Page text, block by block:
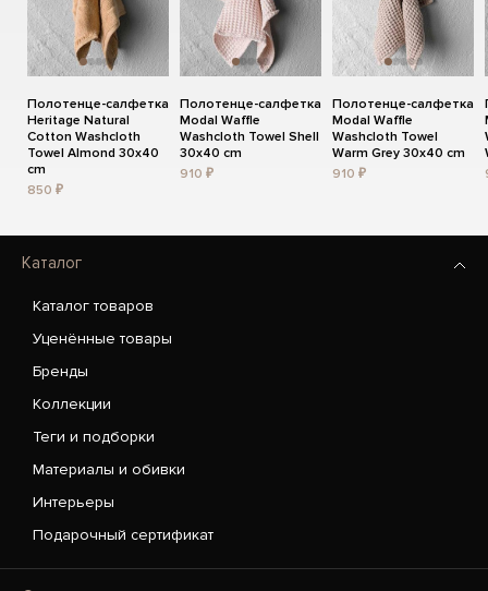
Полотенце-салфетка
Heritage Natural
Cotton Washcloth
Towel Almond 30x40
cm
850 ₽
Полотенце-салфетка
Modal Waffle
Washcloth Towel Shell
30x40 cm
910 ₽
Полотенце-салфетка
Modal Waffle
Washcloth Towel
Warm Grey 30x40 cm
910 ₽
Каталог
Каталог товаров
Уценённые товары
Бренды
Коллекции
Теги и подборки
Материалы и обивки
Интерьеры
Подарочный сертификат